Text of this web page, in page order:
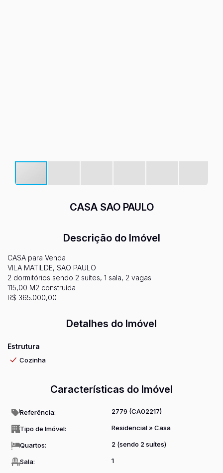
CASA SAO PAULO
Descrição do Imóvel
CASA para Venda
VILA MATILDE, SAO PAULO
2 dormitórios sendo 2 suítes, 1 sala, 2 vagas
115,00 M2 construída
R$ 365.000,00
Detalhes do Imóvel
Estrutura
Cozinha
Características do Imóvel
Referência: 2779 (CA02217)
Tipo de Imóvel: Residencial» Casa
Quartos: 2 (sendo 2 suítes)
Sala: 1